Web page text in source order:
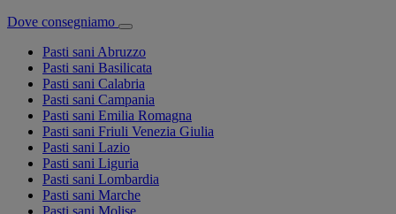
Dove consegniamo
Pasti sani Abruzzo
Pasti sani Basilicata
Pasti sani Calabria
Pasti sani Campania
Pasti sani Emilia Romagna
Pasti sani Friuli Venezia Giulia
Pasti sani Lazio
Pasti sani Liguria
Pasti sani Lombardia
Pasti sani Marche
Pasti sani Molise